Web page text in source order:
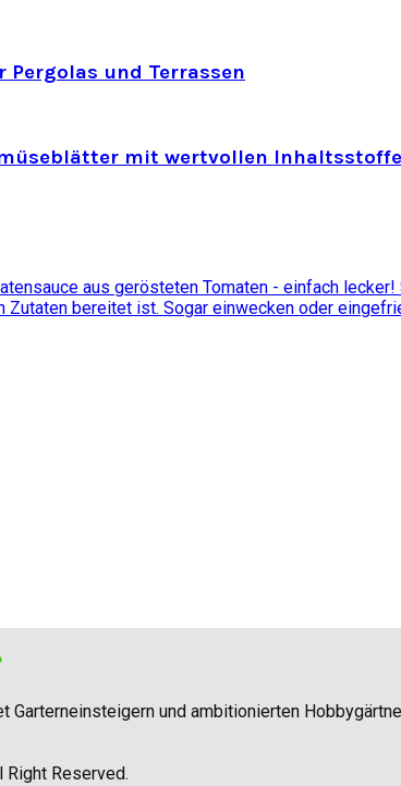
und Terrassen
mit wertvollen
aus gerösteten Tomaten - einfach
Zutaten bereitet ist. Sogar einwecken oder
und ambitionierten
Right Reserved.